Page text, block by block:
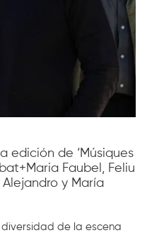
edición de ‘Músiques
Faubel, Feliu
y María
diversidad de la escena